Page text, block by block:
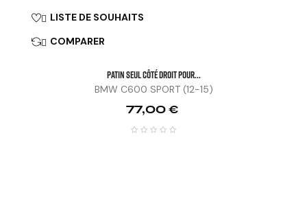
 LISTE DE SOUHAITS
 COMPARER
Patin Seul Côté Droit Pour...
BMW C600 SPORT (12-15)
Prix
77,00 €